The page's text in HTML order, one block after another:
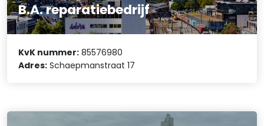
B.A. reparatiebedrijf
KvK nummer: 85576980
Adres: Schaepmanstraat 17